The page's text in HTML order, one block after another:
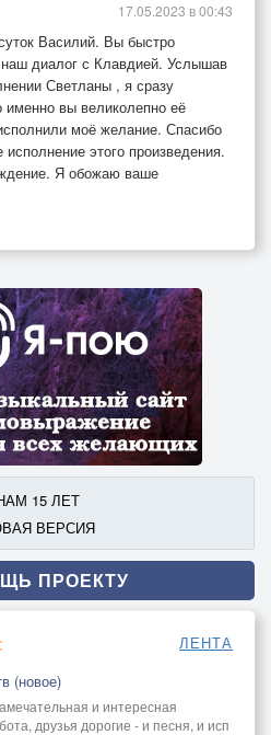
Василий. Вы быстро
наш диалог с Клавдией. Услышав
Светланы , я сразу
именно вы великолепно её
моё желание. Спасибо
исполнение этого произведения.
Я обожаю ваше
17.05.2023 в 00:43
15 ЛЕТ
ВЕРСИЯ
ПРОЕКТУ
ЛЕНТА
(новое)
и интересная
друзья дорогие - и песня, и исп